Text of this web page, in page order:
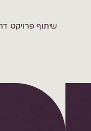
שיתוף פרויקט